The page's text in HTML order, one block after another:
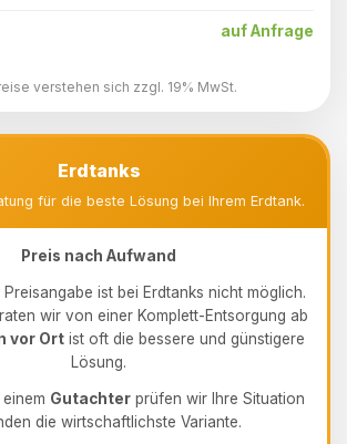
auf Anfrage
verstehen sich zzgl. 19% MwSt.
Erdtanks
für die beste Lösung bei Ihrem Erdtank.
Preis nach Aufwand
Preisangabe ist bei Erdtanks nicht möglich.
wir von einer Komplett-Entsorgung ab
vor Ort ist oft die bessere und günstigere
Lösung.
Gutachter prüfen wir Ihre Situation
die wirtschaftlichste Variante.